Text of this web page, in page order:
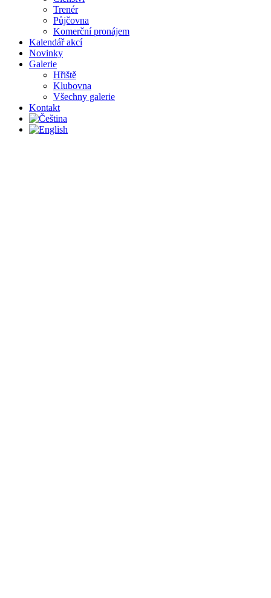
Trenér
Půjčovna
Komerční pronájem
Kalendář akcí
Novinky
Galerie
Hřiště
Klubovna
Všechny galerie
Kontakt